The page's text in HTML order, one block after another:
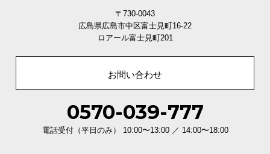
商品サイズ
※単位は「センチメートル」になります
〒730-0043
広島県広島市中区富士見町16-22
ロアール富士見町201
お問い合わせ
0570-039-777
電話受付（平日のみ） 10:00〜13:00 ／ 14:00〜18:00